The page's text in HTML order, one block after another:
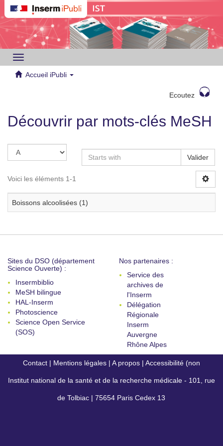
Toggle
navigation
Accueil iPubli
Ecoutez
Découvrir par mots-clés MeSH
Valider
Voici les éléments 1-1
Boissons alcoolisées (1)
Sites du DSO (département
Science Ouverte) :
Insermbiblio
MeSH bilingue
HAL-Inserm
Photoscience
Science Open Service
(SOS)
Nos partenaires :
Service des
archives de
l'Inserm
Délégation
Régionale
Inserm
Auvergne
Rhône Alpes
Contact | Mentions légales | A propos | Accessibilité (non
conforme)
Institut national de la santé et de la recherche médicale - 101, rue
de Tolbiac | 75654 Paris Cedex 13